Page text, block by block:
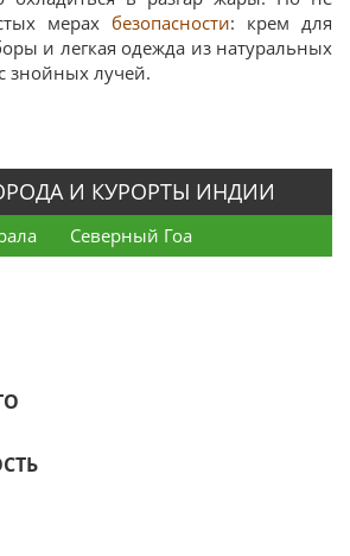
мерах безопасности: крем для
и легкая одежда из натуральных
знойных лучей.
И КУРОРТЫ ИНДИИ
Северный Гоа